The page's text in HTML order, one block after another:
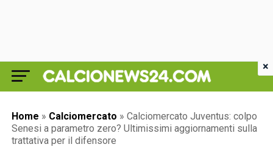
Home » Calciomercato » Calciomercato Juventus: colpo
Senesi a parametro zero? Ultimissimi aggiornamenti sulla
trattativa per il difensore
×